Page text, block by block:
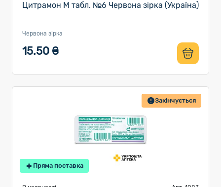
Цитрамон М табл. №6 Червона зірка (Україна)
Червона зірка
15.50 ₴
Закінчується
Пряма поставка